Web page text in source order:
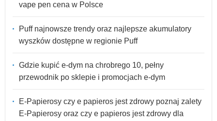
vape pen cena w Polsce
Puff najnowsze trendy oraz najlepsze akumulatory
wyszków dostępne w regionie Puff
Gdzie kupić e-dym na chrobrego 10, pełny
przewodnik po sklepie i promocjach e-dym
E-Papierosy czy e papieros jest zdrowy poznaj zalety
E-Papierosy oraz czy e papieros jest zdrowy dla